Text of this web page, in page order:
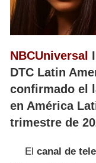
NBCUniversal
DTC Latin
confirmado el
en América
trimestre de
El canal de